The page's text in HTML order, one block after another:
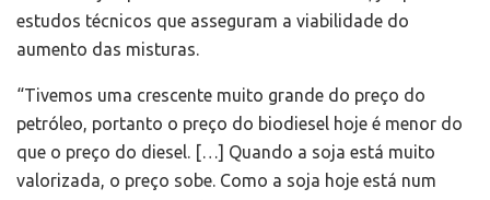
estudos técnicos que asseguram a viabilidade do
aumento das misturas.
“Tivemos uma crescente muito grande do preço do
petróleo, portanto o preço do biodiesel hoje é menor do
que o preço do diesel. […] Quando a soja está muito
valorizada, o preço sobe. Como a soja hoje está num